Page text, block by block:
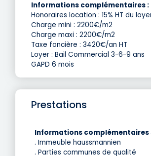
Informations complémentaires :
Honoraires location : 15% HT du
Charge mini : 2200€/m2
Charge maxi : 2200€/m2
Taxe foncière : 3420€/an HT
Loyer : Bail Commercial 3-6-9 ans
GAPD 6 mois
Prestations
Informations complémentaires
. Immeuble haussmannien
. Parties communes de qualité